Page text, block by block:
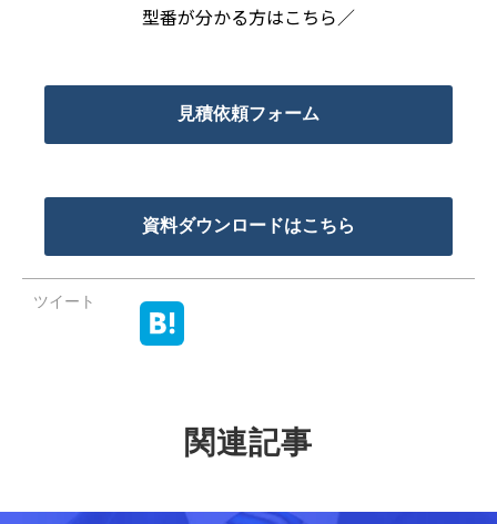
型番が分かる方はこちら／
見積依頼フォーム
資料ダウンロードはこちら
ツイート
関連記事